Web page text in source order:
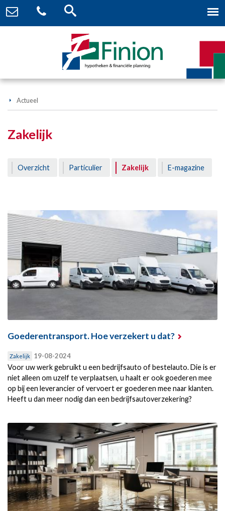
Actueel
Zakelijk
Overzicht Particulier Zakelijk E-magazine
Goederentransport. Hoe verzekert u dat?
Zakelijk 19-08-2024
Voor uw werk gebruikt u een bedrijfsauto of bestelauto. Die is er
niet alleen om uzelf te verplaatsen, u haalt er ook goederen mee
op bij een leverancier of vervoert er goederen mee naar klanten.
Heeft u dan meer nodig dan een bedrijfsautoverzekering?